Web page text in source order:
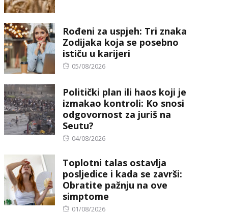
Rođeni za uspjeh: Tri znaka
Zodijaka koja se posebno
ističu u karijeri
Posted
05/08/2026
Politički plan ili haos koji je
izmakao kontroli: Ko snosi
odgovornost za juriš na
Seutu?
Posted
04/08/2026
Toplotni talas ostavlja
posljedice i kada se završi:
Obratite pažnju na ove
simptome
Posted
01/08/2026